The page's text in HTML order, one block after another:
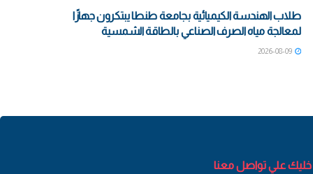
طلاب الهندسة الكيميائية بجامعة طنطا يبتكرون جهازًا
لمعالجة مياه الصرف الصناعي بالطاقة الشمسية
2026-08-09
خليك علي تواصل معنا